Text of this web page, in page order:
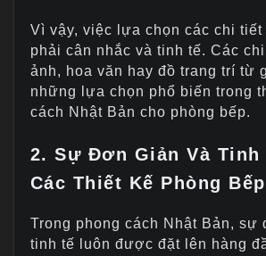
Vì vậy, việc lựa chọn các chi tiết
phải cân nhắc và tinh tế. Các
ảnh, hoa văn hay đồ trang trí từ
những lựa chọn phổ biến trong
cách Nhật Bản cho phòng bếp.
2. Sự Đơn Giản Và Tinh
Các Thiết Kế Phòng
Trong phong cách Nhật Bản, sự
tinh tế luôn được đặt lên hàng